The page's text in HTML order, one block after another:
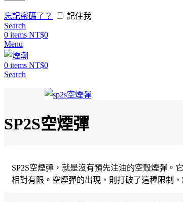
忘記密碼了？
記住我
Search
0 items NT$0
Menu
0 items NT$0
Search
SP2S空煙彈
SP2S空煙彈，就是沒有預先注油的空殼煙彈。
相對有限。空煙彈的出現，則打破了這種限制